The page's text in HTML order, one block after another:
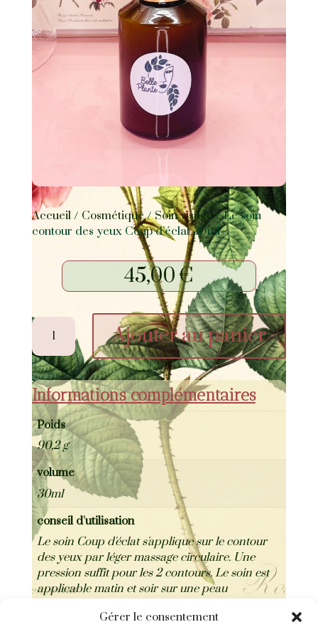
Gérer le consentement
Accueil/ Cosmétique/Soin visage/ Le soin
contour des yeux Coup d’éclat 30ml
45,00€
quantité
Le
soin
contour
des
yeux
Coup
d'éclat
30ml
Ajouter au panier
Informations complémentaires
Poids
90,2 g
volume
30ml
conseil d'utilisation
Le soin Coup d'éclat s'applique sur le contour
des yeux par léger massage circulaire. Une
pression suffit pour les 2 contours. Le soin est
applicable matin et soir sur une peau